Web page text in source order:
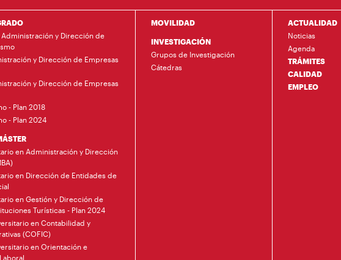
Administración y Dirección de
y Dirección de Empresas
y Dirección de Empresas
- Plan 2018
- Plan 2024
en Administración y Dirección
en Dirección de Entidades de
en Gestión y Dirección de
Turísticas - Plan 2024
en Contabilidad y
(COFIC)
en Orientación e
MOVILIDAD
INVESTIGACIÓN
Grupos de Investigación
Cátedras
ACTUALIDAD
Noticias
Agenda
TRÁMITES
CALIDAD
EMPLEO